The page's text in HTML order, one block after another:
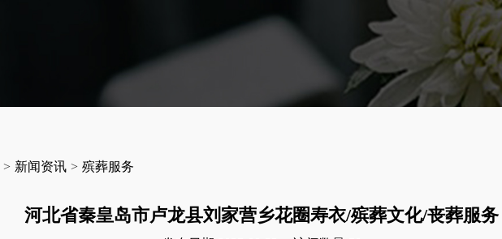
> 新闻资讯 > 殡葬服务
河北省秦皇岛市卢龙县刘家营乡花圈寿衣/殡葬文化/丧葬服务